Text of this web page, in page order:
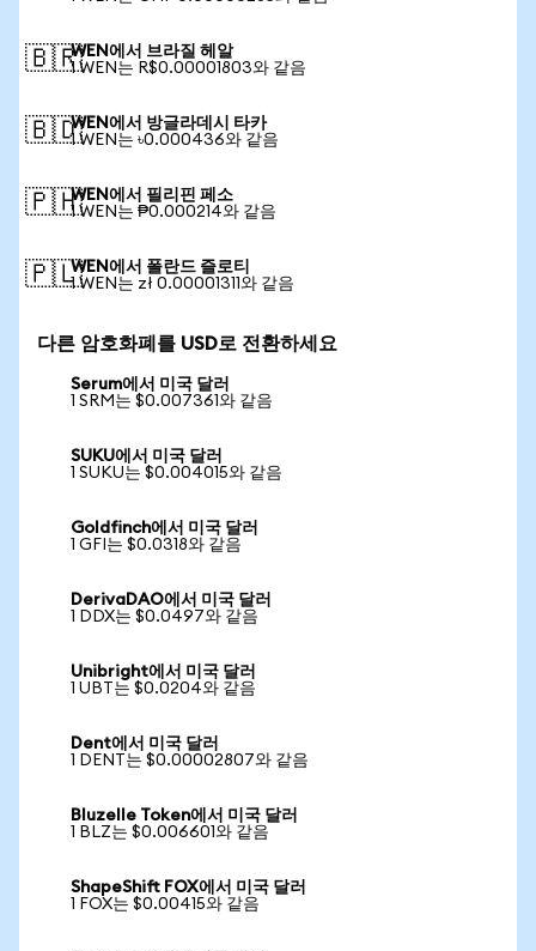
🇧🇷WEN에서 브라질 헤알
1 WEN는 R$0.00001803와 같음
🇧🇩WEN에서 방글라데시 타카
1 WEN는 ৳0.000436와 같음
🇵🇭WEN에서 필리핀 페소
1 WEN는 ₱0.000214와 같음
🇵🇱WEN에서 폴란드 즐로티
1 WEN는 zł 0.00001311와 같음
다른 암호화폐를 USD로 전환하세요
Serum에서 미국 달러
1 SRM는 $0.007361와 같음
SUKU에서 미국 달러
1 SUKU는 $0.004015와 같음
Goldfinch에서 미국 달러
1 GFI는 $0.0318와 같음
DerivaDAO에서 미국 달러
1 DDX는 $0.0497와 같음
Unibright에서 미국 달러
1 UBT는 $0.0204와 같음
Dent에서 미국 달러
1 DENT는 $0.00002807와 같음
Bluzelle Token에서 미국 달러
1 BLZ는 $0.006601와 같음
ShapeShift FOX에서 미국 달러
1 FOX는 $0.00415와 같음